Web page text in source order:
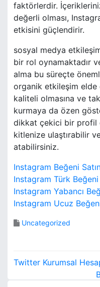
faktörlerdir.
değerli olması,
etkisini güçlendirir.
sosyal medya
bir rol oynamaktadır
alma bu süreçte
organik etkileşim
kaliteli olmasına ve
kurmaya da özen
dikkat çekici bir profil
kitlenize ulaştırabilir
atabilirsiniz.
Instagram Beğeni
Instagram Türk Beğeni
Instagram Yabancı
Instagram Ucuz
Uncategorized
Y
Twitter Kurumsal